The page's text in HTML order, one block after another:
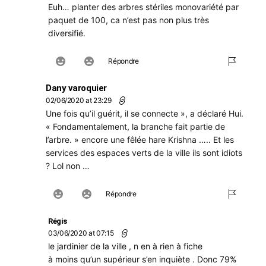
Euh… planter des arbres stériles monovariété par
paquet de 100, ca n’est pas non plus très
diversifié.
Répondre
Dany varoquier
02/06/2020 at 23:29
Une fois qu’il guérit, il se connecte », a déclaré Hui.
« Fondamentalement, la branche fait partie de
l’arbre. » encore une fêlée hare Krishna ….. Et les
services des espaces verts de la ville ils sont idiots
? Lol non …
Répondre
Régis
03/06/2020 at 07:15
le jardinier de la ville , n en à rien à fiche
à moins qu’un supérieur s’en inquiète . Donc 79%